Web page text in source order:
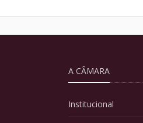
A CÂMARA
Institucional